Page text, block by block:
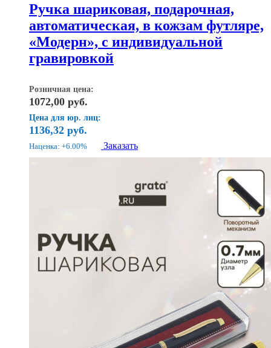
Ручка шариковая, подарочная,
автоматическая, в кожзам футляре,
«Модерн», с индивидуальной
гравировкой
Розничная цена:
1072,00 руб.
Цена для юр. лиц:
1136,32 руб.
Наценка: +6.00% Заказать